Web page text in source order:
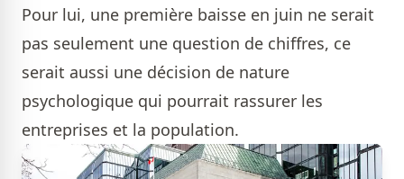
Pour lui, une première baisse en juin ne serait
pas seulement une question de chiffres, ce
serait aussi une décision de nature
psychologique qui pourrait rassurer les
entreprises et la population.